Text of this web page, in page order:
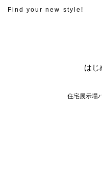
Find your new style!
はじ
住宅展示場